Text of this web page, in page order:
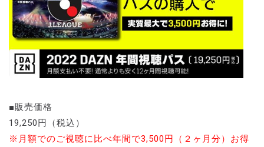
■販売価格
19,250円（税込）
※月額でのご視聴に比べ年間で3,500円（２ヶ月分）お得